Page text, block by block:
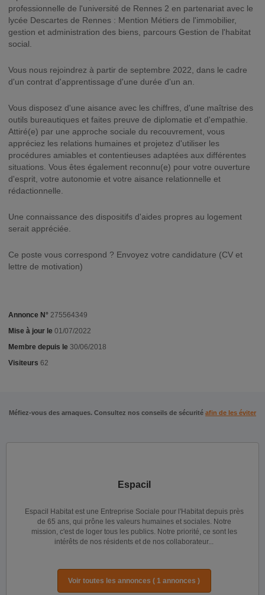
professionnelle de l'université de Rennes 2 en partenariat avec le
lycée Descartes de Rennes : Mention Métiers de l'immobilier,
gestion et administration des biens, parcours Gestion de l'habitat
social.
Vous nous rejoindrez à partir de septembre 2022, dans le cadre
d'un contrat d'apprentissage d'une durée d'un an.
Vous disposez d'une aisance avec les chiffres, d'une maîtrise des
outils bureautiques et faites preuve de diplomatie et d'empathie.
Attiré(e) par une approche sociale du recouvrement, vous
appréciez les relations humaines et projetez d'utiliser les
procédures amiables et contentieuses adaptées aux différentes
situations. Vous êtes également reconnu(e) pour votre ouverture
d'esprit, votre autonomie et votre aisance relationnelle et
rédactionnelle.
Une connaissance des dispositifs d'aides propres au logement
serait appréciée.
Ce poste vous correspond ? Envoyez votre candidature (CV et
lettre de motivation)
Annonce N° 275564349
Mise à jour le 01/07/2022
Membre depuis le 30/06/2018
Visiteurs 62
Méfiez-vous des arnaques. Consultez nos conseils de sécurité afin de les éviter
Espacil
Espacil Habitat est une Entreprise Sociale pour l'Habitat depuis près
de 65 ans, qui prône les valeurs humaines et sociales. Notre
mission, c'est de loger tous les publics. Notre priorité, ce sont les
intérêts de nos résidents et de nos collaborateur...
Voir toutes les annonces ( 1 annonces )